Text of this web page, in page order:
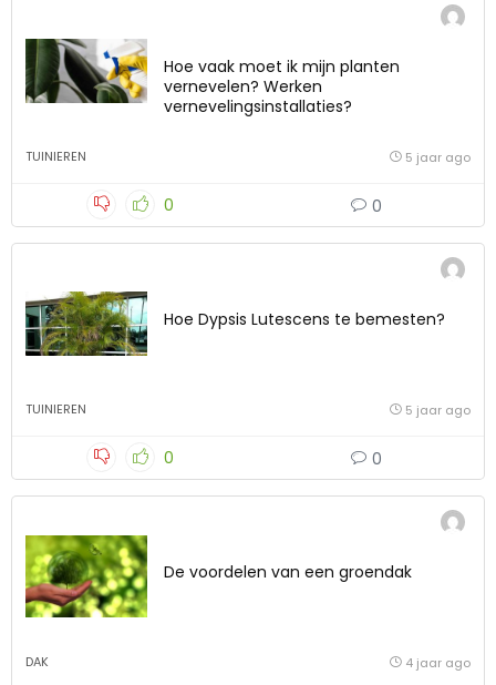
Hoe vaak moet ik mijn planten
vernevelen? Werken
vernevelingsinstallaties?
TUINIEREN 5 jaar ago
0 0
Hoe Dypsis Lutescens te bemesten?
TUINIEREN 5 jaar ago
0 0
De voordelen van een groendak
DAK 4 jaar ago